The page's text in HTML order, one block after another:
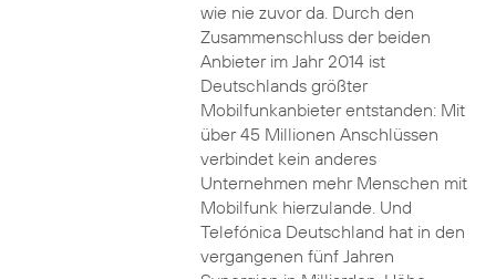
wie nie zuvor da. Durch den
Zusammenschluss der beiden
Anbieter im Jahr 2014 ist
Deutschlands größter
Mobilfunkanbieter entstanden: Mit
über 45 Millionen Anschlüssen
verbindet kein anderes
Unternehmen mehr Menschen mit
Mobilfunk hierzulande. Und
Telefónica Deutschland hat in den
vergangenen fünf Jahren